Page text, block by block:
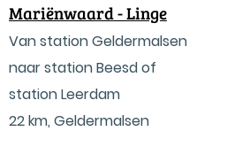
Mariënwaard - Linge
Van station Geldermalsen
naar station Beesd of
station Leerdam
22 km, Geldermalsen